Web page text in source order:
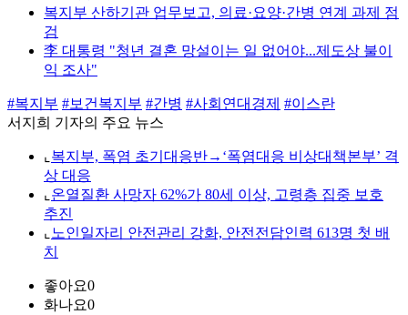
복지부 산하기관 업무보고, 의료·요양·간병 연계 과제 점
검
李 대통령 "청년 결혼 망설이는 일 없어야...제도상 불이
익 조사"
#복지부 #보건복지부 #간병 #사회연대경제 #이스란
서지희 기자의 주요 뉴스
⌞ 복지부, 폭염 초기대응반→‘폭염대응 비상대책본부’ 격
상 대응
⌞ 온열질환 사망자 62%가 80세 이상, 고령층 집중 보호
추진
⌞ 노인일자리 안전관리 강화, 안전전담인력 613명 첫 배
치
좋아요0
화나요0